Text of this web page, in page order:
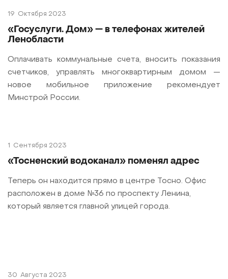
19 Октября 2023
«Госуслуги. Дом» — в телефонах жителей
Ленобласти
Оплачивать коммунальные счета, вносить показания
счетчиков, управлять многоквартирным домом —
новое мобильное приложение рекомендует
Минстрой России.
1 Сентября 2023
«Тосненский водоканал» поменял адрес
Теперь он находится прямо в центре Тосно. Офис
расположен в доме №36 по проспекту Ленина,
который является главной улицей города.
30 Августа 2023